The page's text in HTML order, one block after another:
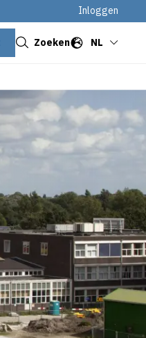
Inloggen
NL
Zoeken
Sluiten